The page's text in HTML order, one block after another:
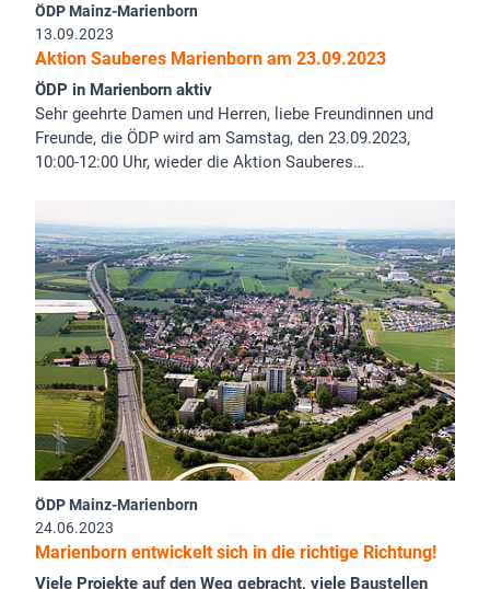
ÖDP Mainz-Marienborn
13.09.2023
Aktion Sauberes Marienborn am 23.09.2023
ÖDP in Marienborn aktiv
Sehr geehrte Damen und Herren, liebe Freundinnen und
Freunde, die ÖDP wird am Samstag, den 23.09.2023,
10:00-12:00 Uhr, wieder die Aktion Sauberes…
ÖDP Mainz-Marienborn
24.06.2023
Marienborn entwickelt sich in die richtige Richtung!
Viele Projekte auf den Weg gebracht, viele Baustellen